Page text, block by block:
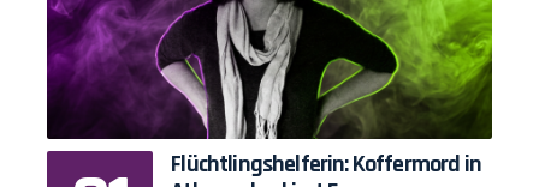
Flüchtlingshelferin: Koffermord in